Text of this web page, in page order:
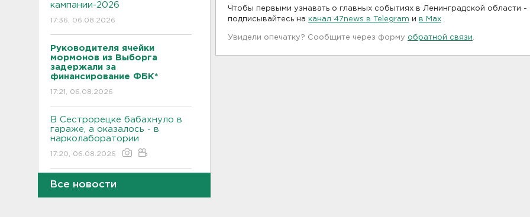
кампании-2026
17:36, 06.08.2026
Руководителя ячейки
мормонов из Выборга
задержали за
финансирование ФБК*
17:21, 06.08.2026
В Сестрорецке бабахнуло в
гараже, а оказалось - в
нарколаборатории
17:20, 06.08.2026
Назначено первое заседание
Все новости
Чтобы первыми узнавать о главных событиях в Ленинградской области -
подписывайтесь на канал 47news в Telegram и в Maх
Увидели опечатку? Сообщите через форму обратной связи